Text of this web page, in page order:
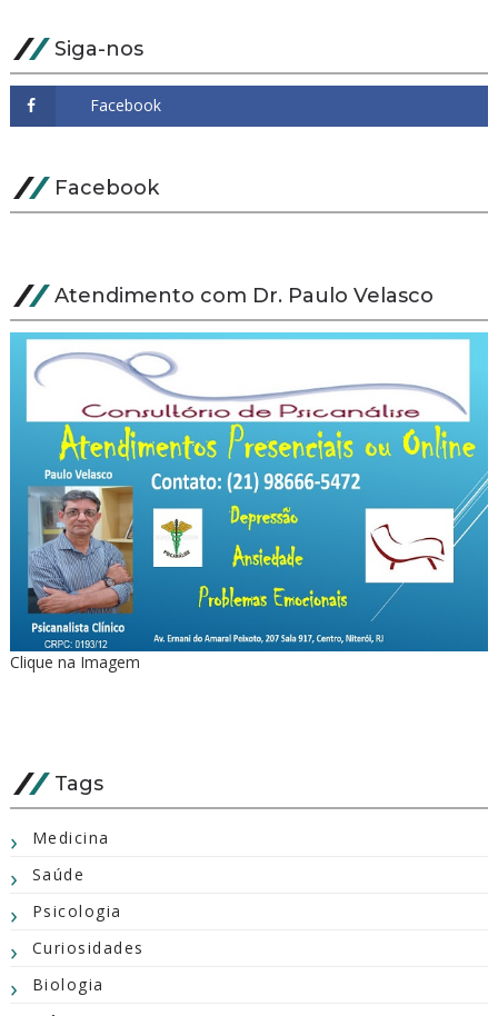
Siga-nos
Facebook
Atendimento com Dr. Paulo Velasco
Clique na Imagem
Tags
Medicina
Saúde
Psicologia
Curiosidades
Biologia